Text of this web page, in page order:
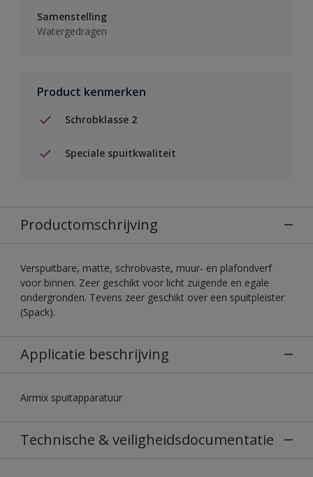
Samenstelling
Watergedragen
Product kenmerken
Schrobklasse 2
Speciale spuitkwaliteit
Productomschrijving
Verspuitbare, matte, schrobvaste, muur- en plafondverf
voor binnen. Zeer geschikt voor licht zuigende en egale
ondergronden. Tevens zeer geschikt over een spuitpleister
(Spack).
Applicatie beschrijving
Airmix spuitapparatuur
Technische & veiligheidsdocumentatie